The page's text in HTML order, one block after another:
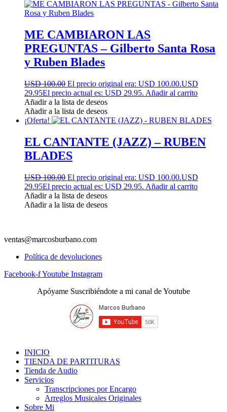
ME CAMBIARON LAS
PREGUNTAS – Gilberto Santa Rosa
y Ruben Blades
USD 100.00 El precio original era: USD 100.00.USD
29.95El precio actual es: USD 29.95. Añadir al carrito
Añadir a la lista de deseos
Añadir a la lista de deseos
¡Oferta!
EL CANTANTE (JAZZ) – RUBEN
BLADES
USD 100.00 El precio original era: USD 100.00.USD
29.95El precio actual es: USD 29.95. Añadir al carrito
Añadir a la lista de deseos
Añadir a la lista de deseos
ventas@marcosburbano.com
Política de devoluciones
Facebook-fYoutube Instagram
Apóyame Suscribiéndote a mi canal de Youtube
INICIO
TIENDA DE PARTITURAS
Tienda de Audio
Servicios
Transcripciones por Encargo
Arreglos Musicales Originales
Sobre Mi